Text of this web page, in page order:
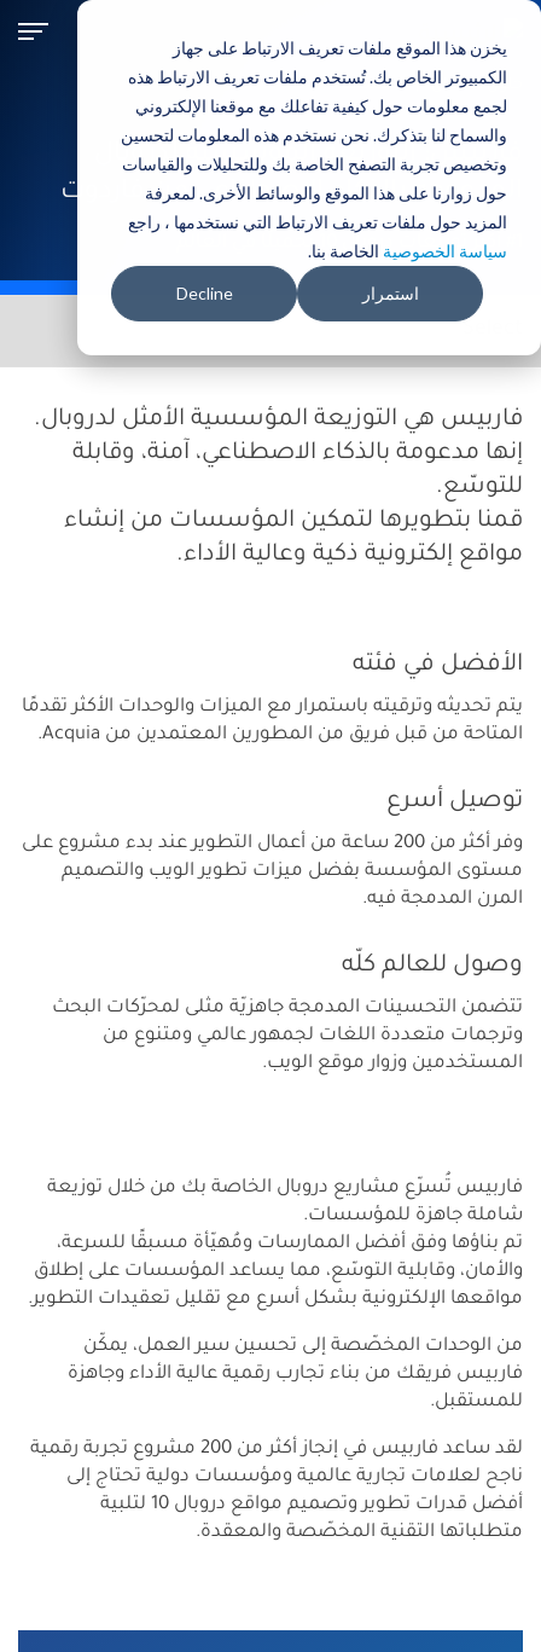
يخزن هذا الموقع ملفات تعريف الارتباط على جهاز
الكمبيوتر الخاص بك. تُستخدم ملفات تعريف الارتباط هذه
لجمع معلومات حول كيفية تفاعلك مع موقعنا الإلكتروني
والسماح لنا بتذكرك. نحن نستخدم هذه المعلومات لتحسين
وتخصيص تجربة التصفح الخاصة بك وللتحليلات والقياسات
حول زوارنا على هذا الموقع والوسائط الأخرى. لمعرفة
المزيد حول ملفات تعريف الارتباط التي نستخدمها ، راجع
سياسة الخصوصية الخاصة بنا.
استمرار Decline
إلى
المحتوى
الرئيسي
حلول الأعمال المنتجات:
فاربيس: التوزيعة المؤسسية لدروبال
المدعومة بالذكاء الاصطناعي من فاردوت
Products secondary navigation menu
فاربيس هي التوزيعة المؤسسية الأمثل لدروبال.
إنها مدعومة بالذكاء الاصطناعي، آمنة، وقابلة
للتوسّع.
قمنا بتطويرها لتمكين المؤسسات من إنشاء
مواقع إلكترونية ذكية وعالية الأداء.
الأفضل في فئته
يتم تحديثه وترقيته باستمرار مع الميزات والوحدات الأكثر تقدمًا
المتاحة من قبل فريق من المطورين المعتمدين من Acquia.
توصيل أسرع
وفر أكثر من 200 ساعة من أعمال التطوير عند بدء مشروع على
مستوى المؤسسة بفضل ميزات تطوير الويب والتصميم
المرن المدمجة فيه.
وصول للعالم كلّه
تتضمن التحسينات المدمجة جاهزيّة مثلى لمحرّكات البحث
وترجمات متعددة اللغات لجمهور عالمي ومتنوع من
المستخدمين وزوار موقع الويب.
فاربيس تُسرّع مشاريع دروبال الخاصة بك من خلال توزيعة
شاملة جاهزة للمؤسسات.
تم بناؤها وفق أفضل الممارسات ومُهيّأة مسبقًا للسرعة،
والأمان، وقابلية التوسّع، مما يساعد المؤسسات على إطلاق
مواقعها الإلكترونية بشكل أسرع مع تقليل تعقيدات التطوير.
من الوحدات المخصّصة إلى تحسين سير العمل، يمكّن
فاربيس فريقك من بناء تجارب رقمية عالية الأداء وجاهزة
للمستقبل.
لقد ساعد فاربيس في إنجاز أكثر من 200 مشروع تجربة رقمية
ناجح لعلامات تجارية عالمية ومؤسسات دولية تحتاج إلى
أفضل قدرات تطوير وتصميم مواقع دروبال 10 لتلبية
متطلباتها التقنية المخصّصة والمعقدة.